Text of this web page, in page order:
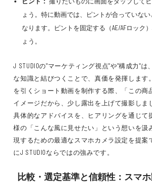
ょう。特に動画では、ピントが合っていな
なります。ピントを固定する（AE/AFロック
ょう。
J STUDIOの"マーケティング視点"や"構成力"は
な知識と結びつくことで、真価を発揮します
を引くショート動画を制作する際、「この商
イメージだから、少し露出を上げて撮影しま
具体的なアドバイスを、ヒアリングを通じて
様の「こんな風に見せたい」という想いを汲
現するための最適なスマホカメラ設定を提案
にJ STUDIOならではの強みです。
比較・選定基準と信頼性：スマ